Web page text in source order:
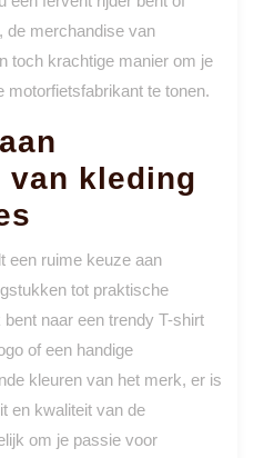
de merchandise van
toch krachtige manier om je
motorfietsfabrikant te tonen.
van kleding
een ruime keuze aan
tot praktische
naar een trendy T-shirt
of een handige
kleuren van het merk, er is
en kwaliteit van de
om je passie voor